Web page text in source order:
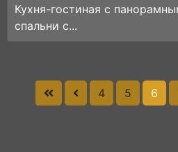
Кухня-гостиная с
спальни с...
4 5 6